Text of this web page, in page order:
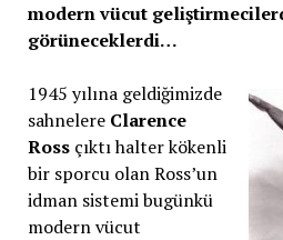
modern vücut
görüneceklerdi…
1945 yılına geldiğimizde
sahnelere Clarence
Rossçıktı halter kökenli
bir sporcu olan Ross’un
idman sistemi bugünkü
modern vücut